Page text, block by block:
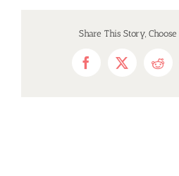
Share This Story,
Facebook
X